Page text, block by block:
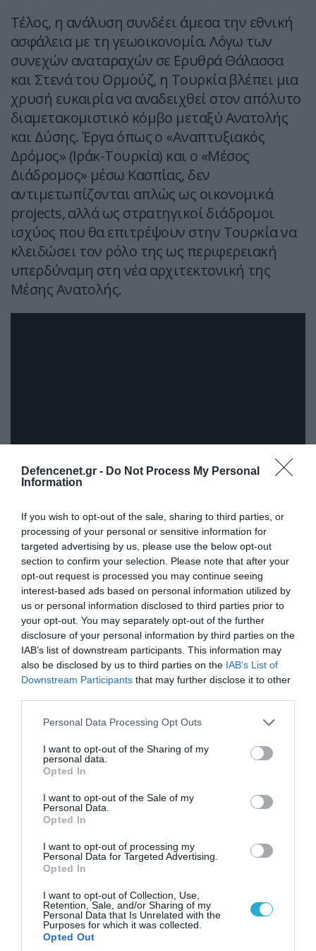
Defencenet.gr - Do Not Process My Personal
Information
If you wish to opt-out of the sale, sharing to third parties, or
processing of your personal or sensitive information for
targeted advertising by us, please use the below opt-out
section to confirm your selection. Please note that after your
opt-out request is processed you may continue seeing
interest-based ads based on personal information utilized by
us or personal information disclosed to third parties prior to
your opt-out. You may separately opt-out of the further
disclosure of your personal information by third parties on the
IAB’s list of downstream participants. This information may
also be disclosed by us to third parties on the IAB’s List of
Downstream Participants that may further disclose it to other
Please note that this website/app uses one or more Google
not limited to your visit or usage behaviour. You may click to
grant or deny consent to Google and its third-party tags to
use your data for below specified purposes in below Google
consent section.
Personal Data Processing Opt Outs
I want to opt-out of the Sharing of my
personal data.
Opted In
I want to opt-out of the Sale of my
Personal Data.
Opted In
I want to opt-out of processing my
Personal Data for Targeted Advertising.
Opted In
I want to opt-out of Collection, Use,
Retention, Sale, and/or Sharing of my
Personal Data that Is Unrelated with the
Purposes for which it was collected.
Opted Out
Τέλος, η ανάλυση συνδέει άμεσα την εθνική
ασφάλεια με τη γεωοικονομία. Λόγω των
συνεχών αναταραχών σε Ερυθρά Θάλασσα
και Στενά του Ορμούζ, η Τουρκία βλέπει μια
χρυσή ευκαιρία να αναδειχθεί στον απόλυτο
διαμετακομιστικό κόμβο μεταξύ Ανατολής
και Δύσης. Έργα όπως ο «Αναπτυξιακός
Δρόμος» (Ιράκ-Τουρκία) και ο «Μέσος
Διάδρομος» μέσω Κασπίας, δεν
αντιμετωπίζονται απλώς ως οικονομικά
projects, αλλά ως στρατηγικοί διάδρομοι
ισχύος που θα επιτρέψουν στην Τουρκία να
κλειδώσει τον ρόλο της ως περιφερειακή
υπερδύναμη στη νέα αρχιτεκτονική της
Μέσης Ανατολής.
ΣΧΟΛΙΑΣΤΕ ΤΟ ΑΡΘΡΟ